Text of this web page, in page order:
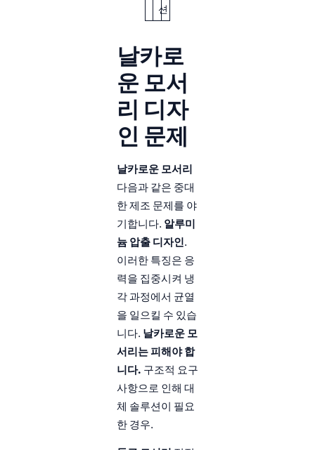
션
날카로
운 모서
리 디자
인 문제
날카로운 모서리
다음과 같은 중대
한 제조 문제를 야
기합니다. 알루미
늄 압출 디자인.
이러한 특징은 응
력을 집중시켜 냉
각 과정에서 균열
을 일으킬 수 있습
니다. 날카로운 모
서리는 피해야 합
니다. 구조적 요구
사항으로 인해 대
체 솔루션이 필요
한 경우.